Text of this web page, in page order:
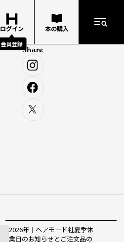
ログイン
会員登録
本の購入
Share
2026年｜ヘアモード社夏季休
業日のお知らせとご注文品の